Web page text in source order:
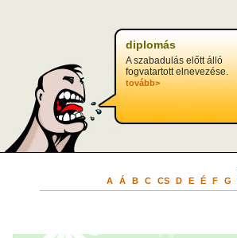
diplomás
A szabadulás előtt álló
fogvatartott elnevezése.
tovább>
A Á B C CS D E É F G